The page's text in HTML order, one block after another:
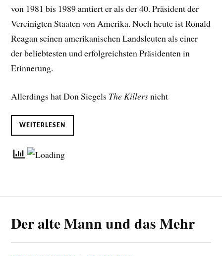
von 1981 bis 1989 amtiert er als der 40. Präsident der
Vereinigten Staaten von Amerika. Noch heute ist Ronald
Reagan seinen amerikanischen Landsleuten als einer
der beliebtesten und erfolgreichsten Präsidenten in
Erinnerung.
Allerdings hat Don Siegels The Killersnicht
WEITERLESEN
Der alte Mann und das Mehr